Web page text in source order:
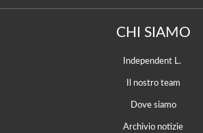
CHI SIAMO
Independent L.
Il nostro team
Dove siamo
Archivio notizie